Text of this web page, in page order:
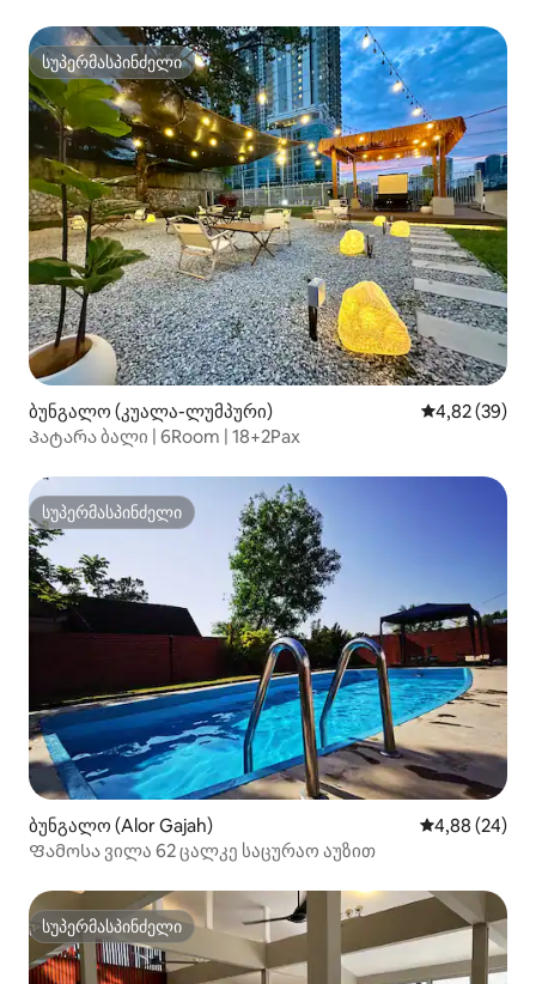
სუპერმასპინძელი
სუპერმასპინძელი
ბუნგალო (კუალა-ლუმპური) საშუალო
4,82 (39)
Პატარა ბალი | 6Room | 18+2Pax
სუპერმასპინძელი
სუპერმასპინძელი
ბუნგალო (Alor Gajah) საშუალო
4,88 (24)
Ფამოსა ვილა 62 ცალკე საცურაო აუზით
სუპერმასპინძელი
სუპერმასპინძელი